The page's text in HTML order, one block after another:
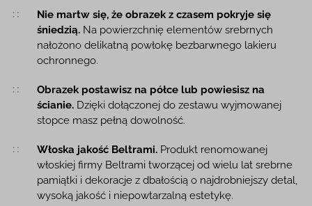
Nie martw się, że obrazek z czasem pokryje się
śniedzią.Na powierzchnię elementów srebrnych
nałożono delikatną powłokę bezbarwnego lakieru
ochronnego.
Obrazek postawisz na półce lub powiesisz na
ścianie.Dzięki dołączonej do zestawu wyjmowanej
stopce masz pełną dowolność.
Włoska jakość Beltrami.Produkt renomowanej
włoskiej firmy Beltrami tworzącej od wielu lat srebrne
pamiątki i dekoracje z dbałością o najdrobniejszy detal,
wysoką jakość i niepowtarzalną estetykę.